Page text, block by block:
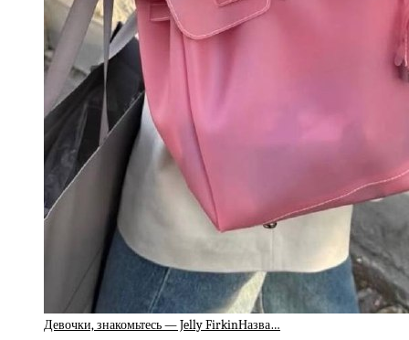
Девочки, знакомьтесь — Jelly FirkinНазва…